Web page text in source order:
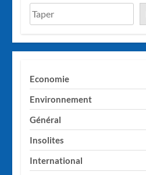
Economie
Environnement
Général
Insolites
International